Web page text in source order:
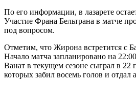
По его информации, в лазарете
Участие Франа Бельтрана в матче
под вопросом.
Отметим, что Жирона встретится с
Начало матча запланировано на
Ванат в текущем сезоне сыграл в 22
которых забил восемь голов и отдал